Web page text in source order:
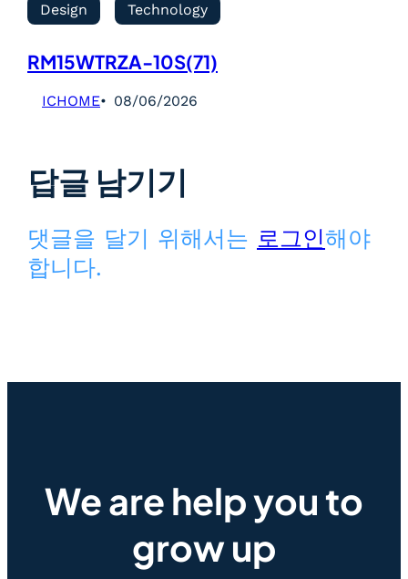
Design Technology
RM15WTRZA-10S(71)
ICHOME 08/06/2026
답글 남기기
댓글을 달기 위해서는 로그인해야
합니다.
We are help you to
grow up